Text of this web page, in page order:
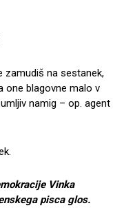
zamudiš na sestanek,
one blagovne malo v
namig – op. agent
Vinka
pisca glos.